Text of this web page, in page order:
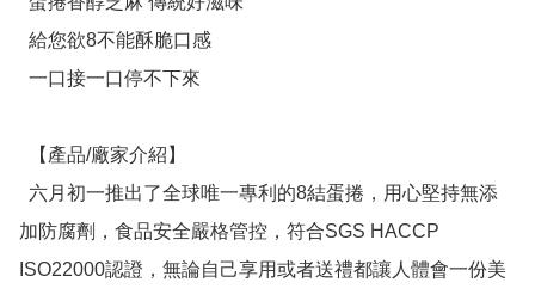
加防腐劑，食品安全嚴格管控，符合SGS HACCP
ISO22000認證，無論自己享用或者送禮都讓人體會一份美